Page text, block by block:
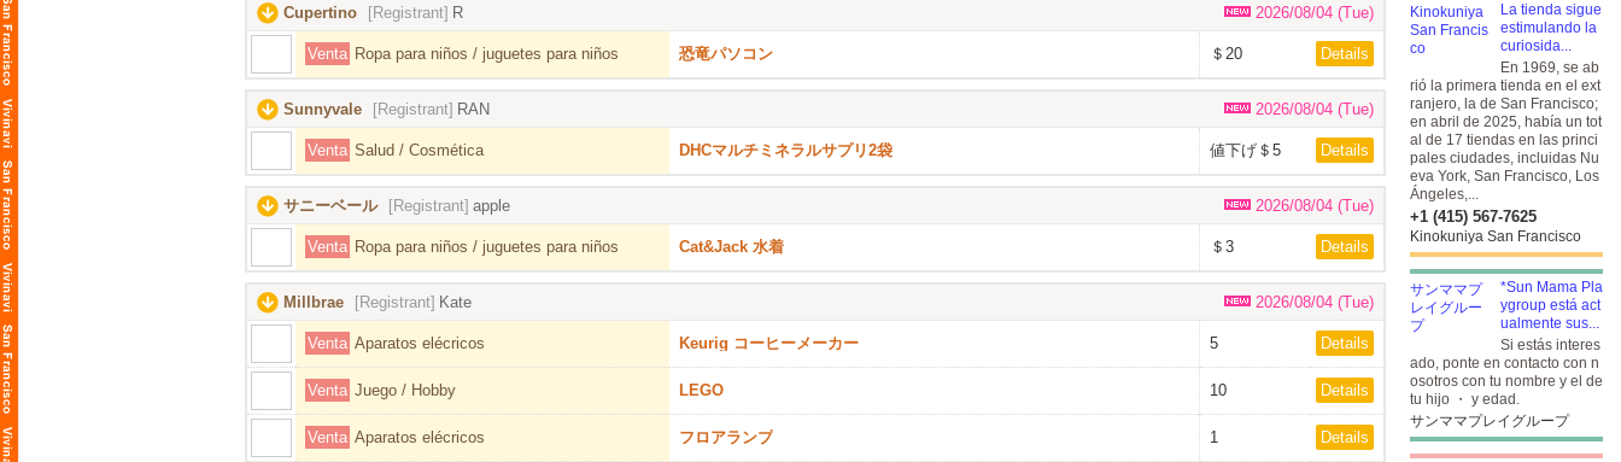
Cupertino [Registrant] R 2026/08/04 (Tue)
Venta Ropa para niños / juguetes para niños 恐竜パソコン ＄20 Details
Sunnyvale [Registrant] RAN 2026/08/04 (Tue)
Venta Salud / Cosmética DHCマルチミネラルサプリ2袋 値下げ＄5 Details
サニーベール [Registrant] apple 2026/08/04 (Tue)
Venta Ropa para niños / juguetes para niños Cat&Jack 水着 ＄3 Details
Millbrae [Registrant] Kate 2026/08/04 (Tue)
Venta Aparatos elécricos Keurig コーヒーメーカー 5 Details
Venta Juego / Hobby LEGO 10 Details
Venta Aparatos elécricos フロアランプ 1 Details
La tienda sigue
estimulando la
curiosida...
En 1969, se ab
rió la primera tienda en el ext
ranjero, la de San Francisco;
en abril de 2025, había un tot
al de 17 tiendas en las princi
pales ciudades, incluidas Nu
eva York, San Francisco, Los
Ángeles,...
+1 (415) 567-7625
Kinokuniya San Francisco
*Sun Mama Pla
ygroup está act
ualmente sus...
Si estás interes
ado, ponte en contacto con n
osotros con tu nombre y el de
tu hijo ・ y edad.
サンママプレイグループ